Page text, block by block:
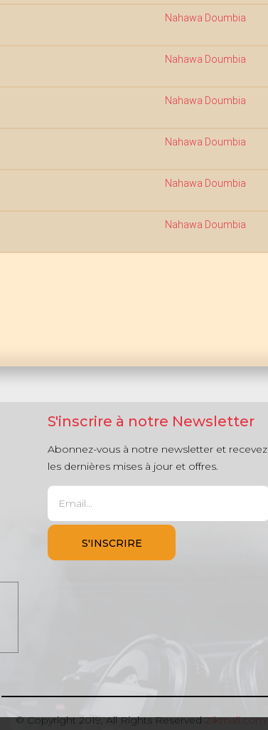
Nahawa Doumbia
Nahawa Doumbia
Nahawa Doumbia
Nahawa Doumbia
Nahawa Doumbia
Nahawa Doumbia
S'inscrire à notre Newsletter
Abonnez-vous à notre newsletter et recevez
les dernières mises à jour et offres.
© Copyright 2019, All Rights ReservedZikmali.com